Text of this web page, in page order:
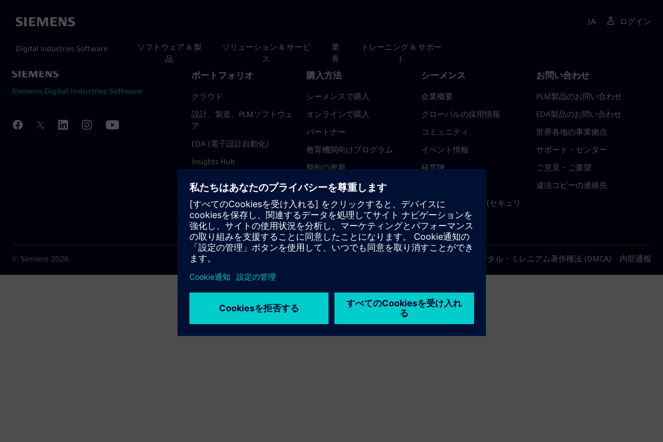
Siemens
Digital Industries Software
ソフトウェア & 製
品
ソリューション & サービ
ス
業
界
トレーニング & サポー
ト
JA ログイン
Siemens Digital Industries Software
ポートフォリオ
クラウド
設計、製造、PLMソフトウェ
ア
EDA (電子設計自動化)
Insights Hub
購入方法
シーメンスで購入
オンラインで購入
パートナー
教育機関向けプログラム
契約の更新
返金ポリシー
シーメンス
企業概要
グローバルの採用情報
コミュニティ
イベント情報
経営陣
トラストセンター (セキュリ
ティ関連情報)
お問い合わせ
PLM製品のお問い合わせ
EDA製品のお問い合わせ
世界各地の事業拠点
サポート・センター
ご意見・ご要望
違法コピーの連絡先
© Siemens 2026 デジタル・ミレニアム著作権法 (DMCA) 内部通報